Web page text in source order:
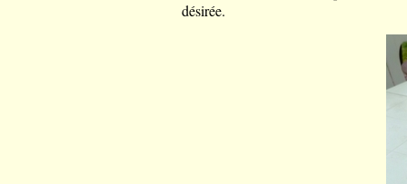
désirée.